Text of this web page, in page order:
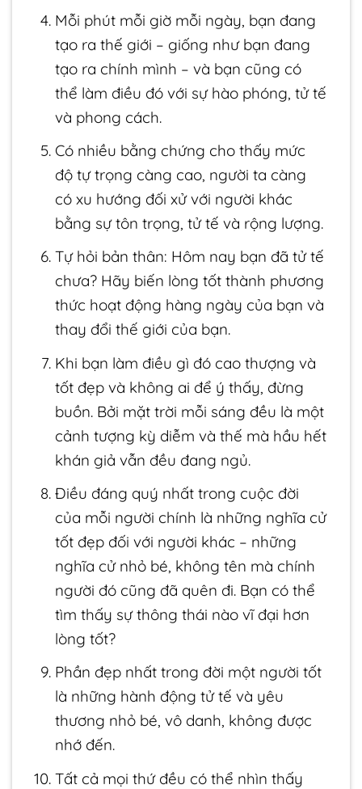
Mỗi phút mỗi giờ mỗi ngày, bạn đang
tạo ra thế giới – giống như bạn đang
tạo ra chính mình – và bạn cũng có
thể làm điều đó với sự hào phóng, tử tế
và phong cách.
Có nhiều bằng chứng cho thấy mức
độ tự trọng càng cao, người ta càng
có xu hướng đối xử với người khác
bằng sự tôn trọng, tử tế và rộng lượng.
Tự hỏi bản thân: Hôm nay bạn đã tử tế
chưa? Hãy biến lòng tốt thành phương
thức hoạt động hàng ngày của bạn và
thay đổi thế giới của bạn.
Khi bạn làm điều gì đó cao thượng và
tốt đẹp và không ai để ý thấy, đừng
buồn. Bởi mặt trời mỗi sáng đều là một
cảnh tượng kỳ diễm và thế mà hầu hết
khán giả vẫn đều đang ngủ.
Điều đáng quý nhất trong cuộc đời
của mỗi người chính là những nghĩa cử
tốt đẹp đối với người khác – những
nghĩa cử nhỏ bé, không tên mà chính
người đó cũng đã quên đi. Bạn có thể
tìm thấy sự thông thái nào vĩ đại hơn
lòng tốt?
Phần đẹp nhất trong đời một người tốt
là những hành động tử tế và yêu
thương nhỏ bé, vô danh, không được
nhớ đến.
Tất cả mọi thứ đều có thể nhìn thấy